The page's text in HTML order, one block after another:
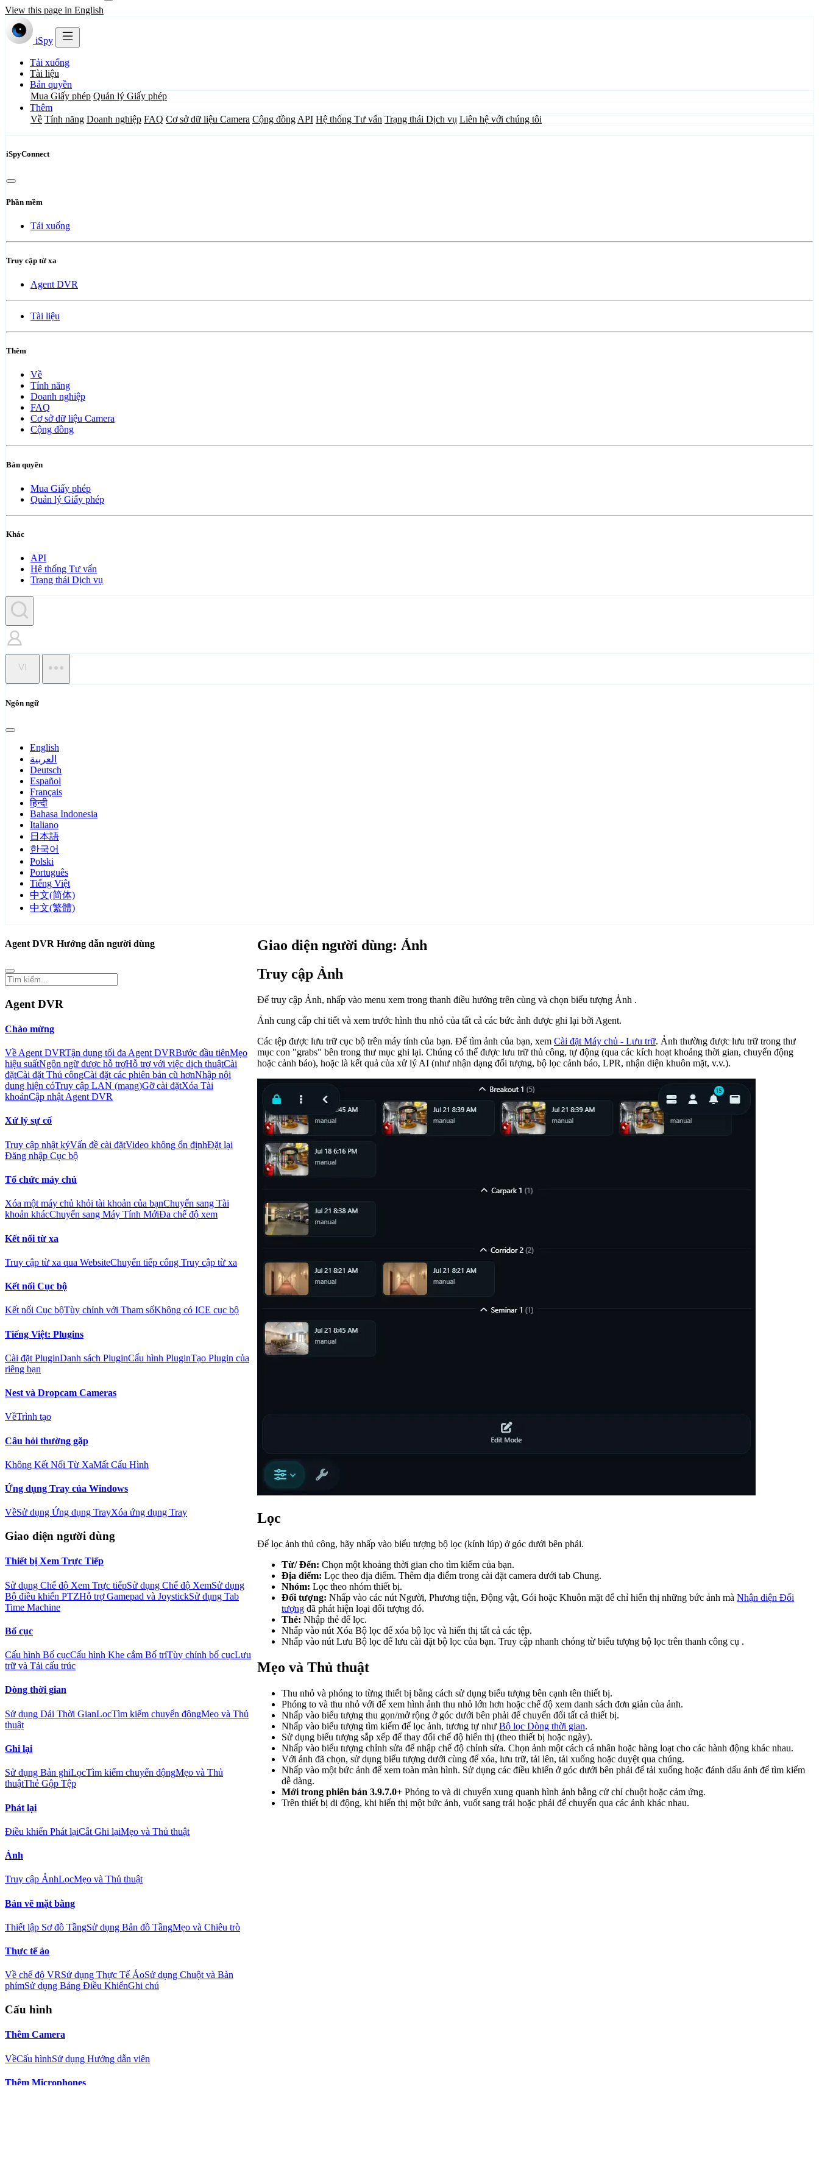
View this page in English
iSpy
Tải xuống
Tài liệu
Bản quyền
Mua Giấy phép Quản lý Giấy phép
Thêm
Về Tính năng Doanh nghiệp FAQ Cơ sở dữ liệu Camera Cộng đồng API Hệ thống Tư vấn Trạng thái Dịch vụ Liên hệ với chúng tôi
iSpyConnect
Phần mềm
Tải xuống
Truy cập từ xa
Agent DVR
Tài liệu
Thêm
Về
Tính năng
Doanh nghiệp
FAQ
Cơ sở dữ liệu Camera
Cộng đồng
Bản quyền
Mua Giấy phép
Quản lý Giấy phép
Khác
API
Hệ thống Tư vấn
Trạng thái Dịch vụ
VI
Ngôn ngữ
English
العربية
Deutsch
Español
Français
हिन्दी
Bahasa Indonesia
Italiano
日本語
한국어
Polski
Português
Tiếng Việt
中文(简体)
中文(繁體)
Giao diện người dùng: Ảnh
Truy cập Ảnh
Để truy cập Ảnh, nhấp vào menu xem trong thanh điều hướng trên cùng và chọn biểu tượng Ảnh .
Ảnh cung cấp chi tiết và xem trước hình thu nhỏ của tất cả các bức ảnh được ghi lại bởi Agent.
Các tệp được lưu trữ cục bộ trên máy tính của bạn. Để tìm ảnh của bạn, xemCài đặt Máy chủ - Lưu trữ. Ảnh thường được lưu trữ trong thư
mục con "grabs" bên trong thư mục ghi lại. Chúng có thể được lưu trữ thủ công, tự động (qua các kích hoạt khoảng thời gian, chuyển động
hoặc cảnh báo), hoặc là kết quả của xử lý AI (như nhận dạng đối tượng, bộ lọc cảnh báo, LPR, nhận diện khuôn mặt, v.v.).
Lọc
Để lọc ảnh thủ công, hãy nhấp vào biểu tượng bộ lọc (kính lúp) ở góc dưới bên phải.
Từ/ Đến: Chọn một khoảng thời gian cho tìm kiếm của bạn.
Địa điểm: Lọc theo địa điểm. Thêm địa điểm trong cài đặt camera dưới tab Chung.
Nhóm: Lọc theo nhóm thiết bị.
Đối tượng: Nhấp vào các nút Người, Phương tiện, Động vật, Gói hoặc Khuôn mặt để chỉ hiển thị những bức ảnh màNhận diện Đối
tượng đã phát hiện loại đối tượng đó.
Thẻ: Nhập thẻ để lọc.
Nhấp vào nút Xóa Bộ lọcđể xóa bộ lọc và hiển thị tất cả các tệp.
Nhấp vào nút Lưu Bộ lọcđể lưu cài đặt bộ lọc của bạn. Truy cập nhanh chóng từ biểu tượng bộ lọc trên thanh công cụ .
Mẹo và Thủ thuật
Thu nhỏ và phóng to từng thiết bị bằng cách sử dụng biểu tượngbên cạnh tên thiết bị.
Phóng to và thu nhỏ vớiđể xem hình ảnh thu nhỏ lớn hơn hoặc chế độ xem danh sách đơn giản của ảnh.
Nhấp vào biểu tượng thu gọn/mở rộngở góc dưới bên phải để chuyển đổi tất cả thiết bị.
Nhấp vào biểu tượng tìm kiếmđể lọc ảnh, tương tự nhưBộ lọc Dòng thời gian.
Sử dụng biểu tượng sắp xếpđể thay đổi chế độ hiển thị (theo thiết bị hoặc ngày).
Nhấp vào biểu tượng chỉnh sửađể nhập chế độ chỉnh sửa. Chọn ảnh một cách cá nhân hoặc hàng loạt cho các hành động khác nhau.
Với ảnh đã chọn, sử dụng biểu tượng dưới cùng để xóa, lưu trữ, tải lên, tải xuống hoặc duyệt qua chúng.
Nhấp vào một bức ảnh để xem toàn màn hình. Sử dụng các điều khiển ở góc dưới bên phải để tải xuống hoặc đánh dấu ảnh để tìm kiếm
dễ dàng.
Mới trong phiên bản 3.9.7.0+ Phóng to và di chuyển xung quanh hình ảnh bằng cử chỉ chuột hoặc cảm ứng.
Trên thiết bị di động, khi hiển thị một bức ảnh, vuốt sang trái hoặc phải để chuyển qua các ảnh khác nhau.
Agent DVR Hướng dẫn người dùng
Agent DVR
Chào mừng
Về Agent DVRTận dụng tối đa Agent DVRBước đầu tiênMẹo
hiệu suấtNgôn ngữ được hỗ trợHỗ trợ với việc dịch thuậtCài
đặtCài đặt Thủ côngCài đặt các phiên bản cũ hơnNhập nội
dung hiện cóTruy cập LAN (mạng)Gỡ cài đặtXóa Tài
khoảnCập nhật Agent DVR
Xử lý sự cố
Truy cập nhật kýVấn đề cài đặtVideo không ổn địnhĐặt lại
Đăng nhập Cục bộ
Tổ chức máy chủ
Xóa một máy chủ khỏi tài khoản của bạnChuyển sang Tài
khoản khácChuyển sang Máy Tính MớiĐa chế độ xem
Kết nối từ xa
Truy cập từ xa qua WebsiteChuyển tiếp cổng Truy cập từ xa
Kết nối Cục bộ
Kết nối Cục bộTùy chỉnh với Tham sốKhông có ICE cục bộ
Tiếng Việt: Plugins
Cài đặt PluginDanh sách PluginCấu hình PluginTạo Plugin của
riêng bạn
Nest và Dropcam Cameras
VềTrình tạo
Câu hỏi thường gặp
Không Kết Nối Từ XaMất Cấu Hình
Ứng dụng Tray của Windows
VềSử dụng Ứng dụng TrayXóa ứng dụng Tray
Giao diện người dùng
Thiết bị Xem Trực Tiếp
Sử dụng Chế độ Xem Trực tiếpSử dụng Chế độ XemSử dụng
Bộ điều khiển PTZHỗ trợ Gamepad và JoystickSử dụng Tab
Time Machine
Bố cục
Cấu hình Bố cụcCấu hình Khe cắm Bố tríTùy chỉnh bố cụcLưu
trữ và Tải cấu trúc
Dòng thời gian
Sử dụng Dải Thời GianLọcTìm kiếm chuyển độngMẹo và Thủ
thuật
Ghi lại
Sử dụng Bản ghiLọcTìm kiếm chuyển độngMẹo và Thủ
thuậtThẻ Gộp Tệp
Phát lại
Điều khiển Phát lạiCắt Ghi lạiMẹo và Thủ thuật
Ảnh
Truy cập ẢnhLọcMẹo và Thủ thuật
Bản vẽ mặt bằng
Thiết lập Sơ đồ TầngSử dụng Bản đồ TầngMẹo và Chiêu trò
Thực tế ảo
Về chế độ VRSử dụng Thực Tế ẢoSử dụng Chuột và Bàn
phímSử dụng Bảng Điều KhiểnGhi chú
Cấu hình
Thêm Camera
VềCấu hìnhSử dụng Hướng dẫn viên
Thêm Microphones